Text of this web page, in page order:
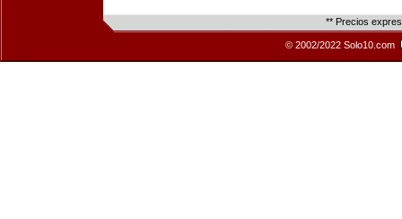
** Precios
© 2002/2022 Solo10.com